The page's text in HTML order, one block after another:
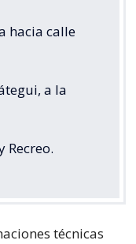
hacia calle
a la
Recreo.
técnicas